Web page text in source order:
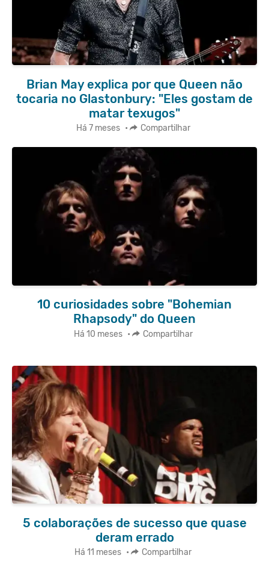
Brian May explica por que Queen não
tocaria no Glastonbury: "Eles gostam de
matar texugos"
Há 7 meses • Compartilhar
10 curiosidades sobre "Bohemian
Rhapsody" do Queen
Há 10 meses • Compartilhar
5 colaborações de sucesso que quase
deram errado
Há 11 meses • Compartilhar